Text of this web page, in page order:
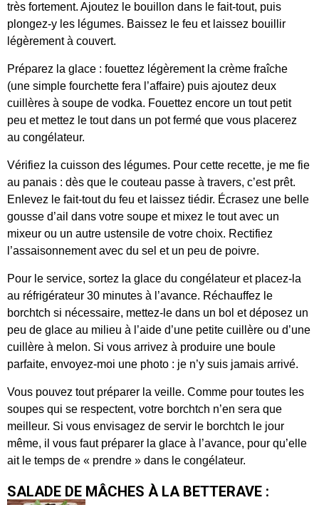
très fortement. Ajoutez le bouillon dans le fait-tout, puis
plongez-y les légumes. Baissez le feu et laissez bouillir
légèrement à couvert.
Préparez la glace : fouettez légèrement la crème fraîche
(une simple fourchette fera l’affaire) puis ajoutez deux
cuillères à soupe de vodka. Fouettez encore un tout petit
peu et mettez le tout dans un pot fermé que vous placerez
au congélateur.
Vérifiez la cuisson des légumes. Pour cette recette, je me fie
au panais : dès que le couteau passe à travers, c’est prêt.
Enlevez le fait-tout du feu et laissez tiédir. Écrasez une belle
gousse d’ail dans votre soupe et mixez le tout avec un
mixeur ou un autre ustensile de votre choix. Rectifiez
l’assaisonnement avec du sel et un peu de poivre.
Pour le service, sortez la glace du congélateur et placez-la
au réfrigérateur 30 minutes à l’avance. Réchauffez le
borchtch si nécessaire, mettez-le dans un bol et déposez un
peu de glace au milieu à l’aide d’une petite cuillère ou d’une
cuillère à melon. Si vous arrivez à produire une boule
parfaite, envoyez-moi une photo : je n’y suis jamais arrivé.
Vous pouvez tout préparer la veille. Comme pour toutes les
soupes qui se respectent, votre borchtch n’en sera que
meilleur. Si vous envisagez de servir le borchtch le jour
même, il vous faut préparer la glace à l’avance, pour qu’elle
ait le temps de « prendre » dans le congélateur.
SALADE DE MÂCHES À LA BETTERAVE :